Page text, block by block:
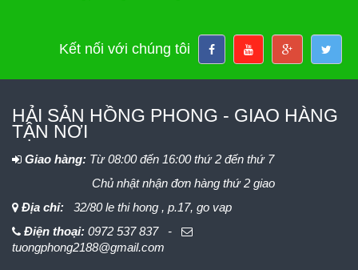
Kết nối với chúng tôi
HẢI SẢN HỒNG PHONG - GIAO HÀNG
TẬN NƠI
Giao hàng: Từ 08:00 đến 16:00 thứ 2 đến thứ 7
Chủ nhật nhận đơn hàng thứ 2 giao
Địa chỉ:
32/80 le thi hong , p.17, go vap
Điện thoại: 0972 537 837 -
tuongphong2188@gmail.com